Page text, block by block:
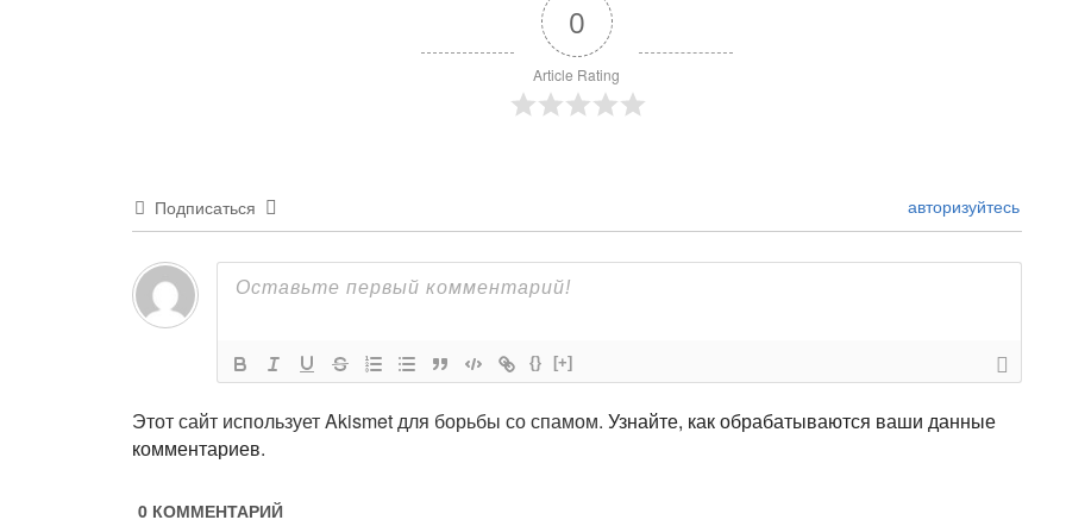
0
Article Rating
Подписаться авторизуйтесь
{} [+]
Этот сайт использует Akismet для борьбы со спамом. Узнайте, как обрабатываются ваши данные
комментариев.
0КОММЕНТАРИЙ